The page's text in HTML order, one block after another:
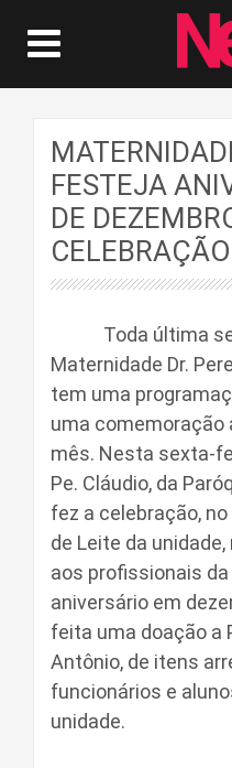
FESTEJA
DE
Toda última
Maternidade Dr.
tem uma
uma comemoração
mês. Nesta sexta-
Pe. Cláudio, da
fez a celebração,
de Leite da
aos profissionais
aniversário em
feita uma doação a
Antônio, de itens
funcionários e
unidade.